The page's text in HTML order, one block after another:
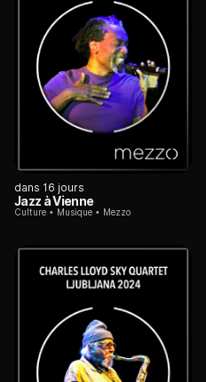
dans 16 jours
Jazz à Vienne
Culture Musique Mezzo